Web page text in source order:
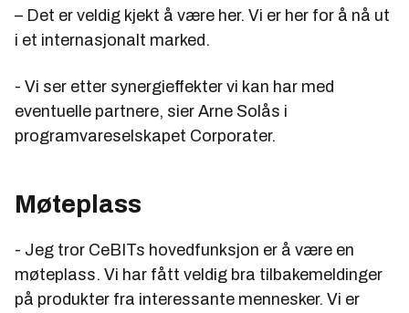
– Det er veldig kjekt å være her. Vi er her for å nå ut
i et internasjonalt marked.
- Vi ser etter synergieffekter vi kan har med
eventuelle partnere, sier Arne Solås i
programvareselskapet Corporater.
Møteplass
- Jeg tror CeBITs hovedfunksjon er å være en
møteplass. Vi har fått veldig bra tilbakemeldinger
på produkter fra interessante mennesker. Vi er